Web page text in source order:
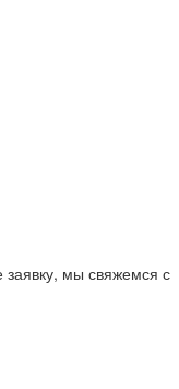
заявку, мы свяжемся с